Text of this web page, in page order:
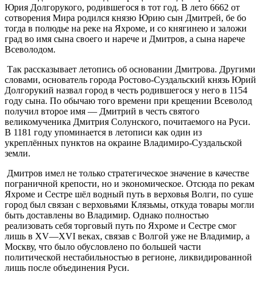
Юрия Долгорукого, родившегося в тот год. В лето 6662 от
сотворения Мира родился князю Юрию сын Дмитрей, бе бо
тогда в полюдье на реке на Яхроме, и со княгинею и заложи
град во имя сына своего и нарече и Дмитров, а сына нарече
Всеволодом.
Так рассказывает летопись об основании Дмитрова. Другими
словами, основатель города Ростово-Суздальский князь Юрий
Долгорукий назвал город в честь родившегося у него в 1154
году сына. По обычаю того времени при крещении Всеволод
получил второе имя — Дмитрий в честь святого
великомученика Дмитрия Солунского, почитаемого на Руси.
В 1181 году упоминается в летописи как один из
укреплённых пунктов на окраине Владимиро-Суздальской
земли.
Дмитров имел не только стратегическое значение в качестве
пограничной крепости, но и экономическое. Отсюда по рекам
Яхроме и Сестре шёл водный путь в верховья Волги, по суше
город был связан с верховьями Клязьмы, откуда товары могли
быть доставлены во Владимир. Однако полностью
реализовать себя торговый путь по Яхроме и Сестре смог
лишь в XV—XVI веках, связав с Волгой уже не Владимир, а
Москву, что было обусловлено по большей части
политической нестабильностью в регионе, ликвидированной
лишь после объединения Руси.